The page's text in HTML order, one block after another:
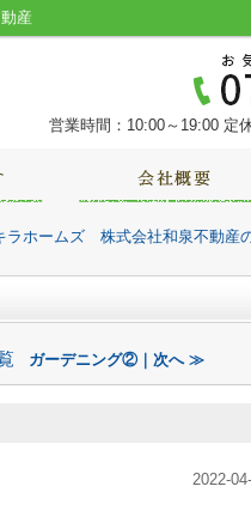
産
営業時間：10:00～19:00 定
ラホームズ 株式会社和泉不動産
ガーデニング②｜次へ ≫
2022-